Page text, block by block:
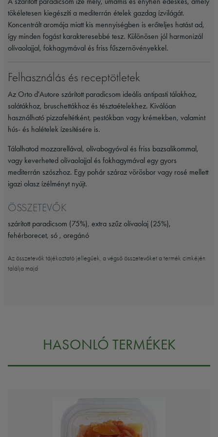
tökéletesen kiegészíti a mediterrán ételek gazdag ízvilágát.
Koncentrált aromája miatt kis mennyiségben is erőteljes hatást ad,
így minden fogást karakteresebbé tesz. Különösen jól harmonizál
olívaolajjal, fokhagymával és friss fűszernövényekkel.
Felhasználás és receptötletek
Az Orto d'Autore szárított paradicsom ideális antipasti tálakhoz,
salátákhoz, bruschettákhoz és tésztaételekhez. Kiválóan
használható pizzafeltétként, pestókban vagy krémekben, valamint
hús- és halételek ízesítésére is.
Tálalhatod mozzarellával, olívabogyóval és friss bazsalikommal,
vagy keverheted olívaolajjal és fokhagymával egy gyors
mediterrán szószhoz. Egy pohár száraz vörösbor vagy rosé mellett
igazi olasz ízélményt nyújt.
ÖSSZETEVŐK
szárított paradicsom (75%), extra szűz olívaolaj (25%),
fehérborecet, só , oregánó
Az összetevők tájékoztató jellegűek, a végső összetevőket a termék cimkéjén
találja majd
HASONLÓ TERMÉKEK